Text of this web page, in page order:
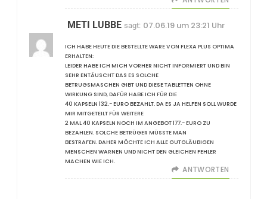
METI LUBBE sagt: 07.06.19 um 23:21 Uhr
ICH HABE HEUTE DIE BESTELLTE WARE VON FLEXA PLUS OPTIMA
ERHALTEN:
LEIDER HABE ICH MICH VORHER NICHT INFORMIERT UND BIN
SEHR ENTÄUSCHT DAS ES SOLCHE
BETRUGSMASCHEN GIBT UND DIESE TABLETTEN OHNE
WIRKUNG SIND, DAFÜR HABE ICH FÜR DIE
40 KAPSELN 132.- EURO BEZAHLT. DA ES JA HELFEN SOLL WURDE
MIR MITGETEILT FÜR WEITERE
2 MAL 40 KAPSELN NOCH IM ANGEBOT 177.- EURO ZU
BEZAHLEN. SOLCHE BETRÜGER MÜSSTE MAN
BESTRAFEN. DAHER MÖCHTE ICH ALLE GUTGLÄUBIGEN
MENSCHEN WARNEN UND NICHT DEN GLEICHEN FEHLER
MACHEN WIE ICH.
ANTWORTEN